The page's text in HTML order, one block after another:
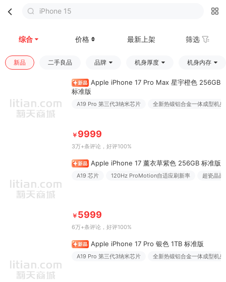
iPhone 15
综合 价格 最新上架 筛选
新品 二手良品 品牌 机身厚度 机身内存
Apple iPhone 17 Pro Max 星宇橙色 256GB
标准版
A19 Pro 第三代3纳米芯片 全新热锻铝合金一体成型机身
￥ 9999
3万+条评论 ，好评100%
Apple iPhone 17 薰衣草紫色 256GB 标准版
A19 芯片 120Hz ProMotion自适应刷新率 超瓷晶
￥ 5999
6万+条评论 ，好评100%
Apple iPhone 17 Pro 银色 1TB 标准版
A19 Pro 第三代3纳米芯片 全新热锻铝合金一体成型机身